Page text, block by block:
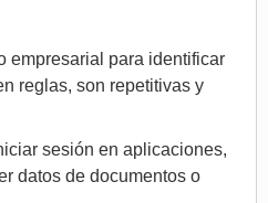
empresarial para identificar
reglas, son repetitivas y
sesión en aplicaciones,
datos de documentos o